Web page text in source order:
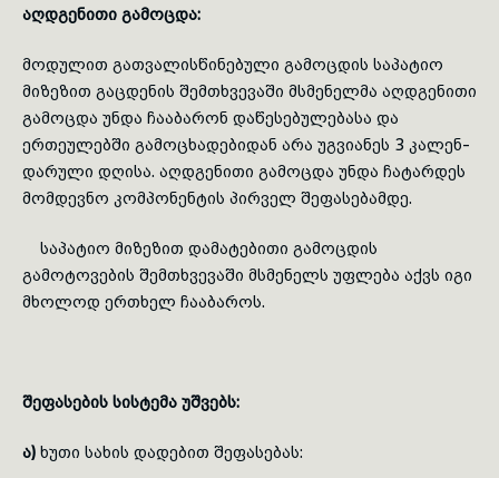
აღდგენითი გამოცდა:
მოდულით გათვალისწინებული გამოცდის საპატიო
მიზეზით გაცდენის შემთხვევაში მსმენელმა აღდგენითი
გამოცდა უნდა ჩააბარონ დაწესებულებასა და
ერთეულებში გამოცხადებიდან არა უგვიანეს 3 კალენ­
და­­რული დღისა. აღდგენითი გამოცდა უნდა ჩატარდეს
მომდევნო კომპონენტის პირველ შეფასებამდე.
საპატიო მიზეზით დამატებითი გამოცდის
გამოტოვების შემთხვევაში მსმენელს უფლება აქვს იგი
მხოლოდ ერთხელ ჩააბაროს.
შეფასების სისტემა უშვებს:
ა) ხუთი სახის დადებით შეფასებას: